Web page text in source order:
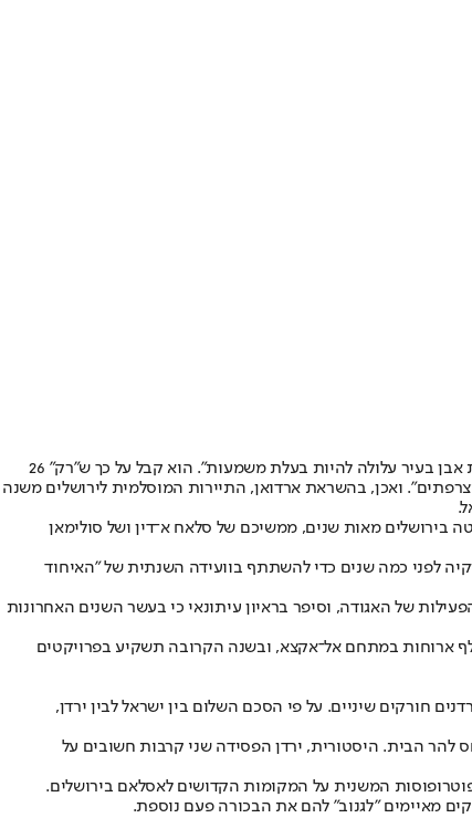
ארדואן תקף באותה הזדמנות את חוק המואזין, שנועד להגביל את עוצמת הרעש מהמסגדים ואיים: "לא נאפשר להשתיק את המואזין באל־אקצא... כל הזזת אבן בעיר עלולה להיות בעלת משמעות". הוא קבל על כך ש"רק" 26
ואכן, בהשראת ארדואן, התיירות המוסלמית לירושלים משנה
בירושלים מאות שנים, ממשיכם של סלאח א־דין ושל סולימאן
לפני כמה שנים כדי להשתתף בוועידה השנתית של "האיחוד
של האגודה, וסיפר בראיון עיתונאי כי בעשר השנים האחרונות
של דמרג'י, הנתמכת בין היתר ע"י טיקא הטורקית, גם דואגת ליתומים ולשיפוץ בתי ספר. במהלך חודש הרמדאן הנוכחי היא התחייבה לחלק 150 אלף ארוחות במתחם אל־אקצא, ובשנה הקרובה תשקיע בפרויקטים
חורקים שיניים. על פי הסכם השלום בין ישראל לבין ירדן,
הבית. היסטורית, ירדן הפסידה שני קרבות חשובים על
המשנית על המקומות הקדושים לאסלאם בירושלים.
מאיימים "לגנוב" להם את הבכורה פעם נוספת.